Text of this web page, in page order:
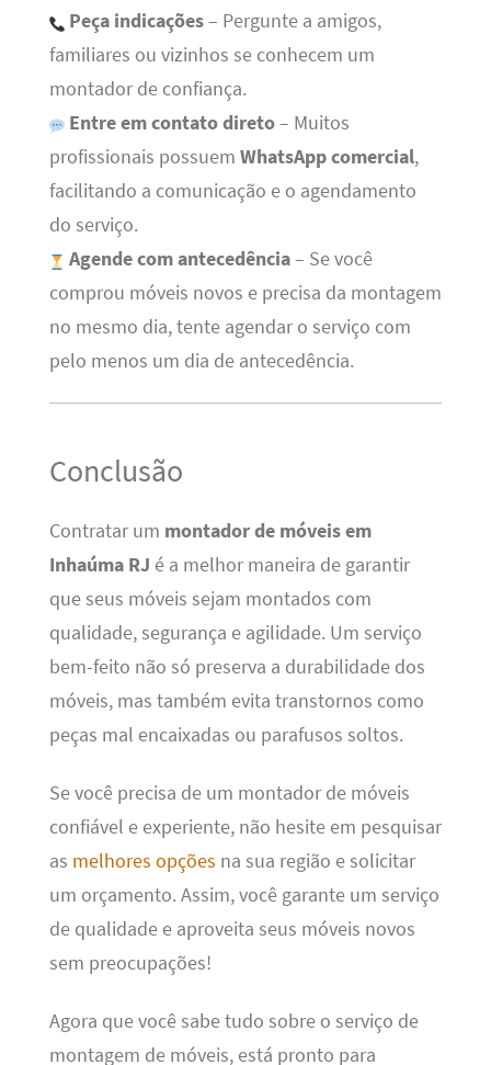
Peça indicações– Pergunte a amigos,
familiares ou vizinhos se conhecem um
montador de confiança.
Entre em contato direto– Muitos
profissionais possuem WhatsApp comercial,
facilitando a comunicação e o agendamento
do serviço.
Agende com antecedência– Se você
comprou móveis novos e precisa da montagem
no mesmo dia, tente agendar o serviço com
pelo menos um dia de antecedência.
Conclusão
Contratar um montador de móveis em
Inhaúma RJ é a melhor maneira de garantir
que seus móveis sejam montados com
qualidade, segurança e agilidade. Um serviço
bem-feito não só preserva a durabilidade dos
móveis, mas também evita transtornos como
peças mal encaixadas ou parafusos soltos.
Se você precisa de um montador de móveis
confiável e experiente, não hesite em pesquisar
as melhores opções na sua região e solicitar
um orçamento. Assim, você garante um serviço
de qualidade e aproveita seus móveis novos
sem preocupações!
Agora que você sabe tudo sobre o serviço de
montagem de móveis, está pronto para